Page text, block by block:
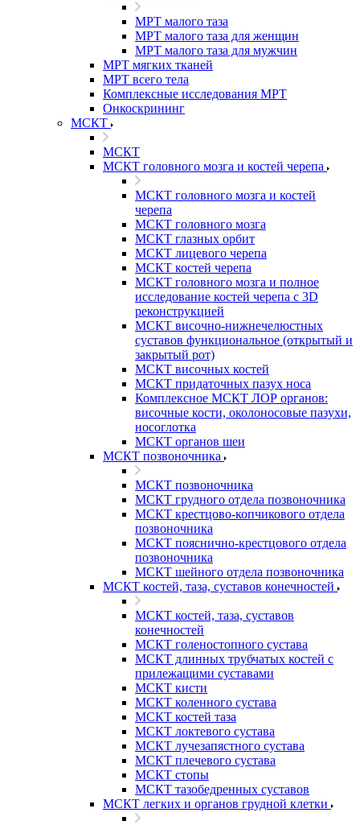
МРТ малого таза
МРТ малого таза для женщин
МРТ малого таза для мужчин
МРТ мягких тканей
МРТ всего тела
Комплексные исследования МРТ
Онкоскрининг
МСКТ
МСКТ
МСКТ головного мозга и костей черепа
МСКТ головного мозга и костей
черепа
МСКТ головного мозга
МСКТ глазных орбит
МСКТ лицевого черепа
МСКТ костей черепа
МСКТ головного мозга и полное
исследование костей черепа с 3D
реконструкцией
МСКТ височно-нижнечелюстных
суставов функциональное (открытый и
закрытый рот)
МСКТ височных костей
МСКТ придаточных пазух носа
Комплексное МСКТ ЛОР органов:
височные кости, околоносовые пазухи,
носоглотка
МСКТ органов шеи
МСКТ позвоночника
МСКТ позвоночника
МСКТ грудного отдела позвоночника
МСКТ крестцово-копчикового отдела
позвоночника
МСКТ пояснично-крестцового отдела
позвоночника
МСКТ шейного отдела позвоночника
МСКТ костей, таза, суставов конечностей
МСКТ костей, таза, суставов
конечностей
МСКТ голеностопного сустава
МСКТ длинных трубчатых костей с
прилежащими суставами
МСКТ кисти
МСКТ коленного сустава
МСКТ костей таза
МСКТ локтевого сустава
МСКТ лучезапястного сустава
МСКТ плечевого сустава
МСКТ стопы
МСКТ тазобедренных суставов
МСКТ легких и органов грудной клетки